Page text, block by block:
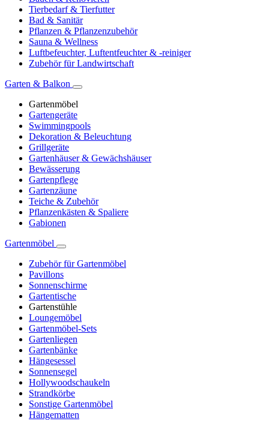
Tierbedarf & Tierfutter
Bad & Sanitär
Pflanzen & Pflanzenzubehör
Sauna & Wellness
Luftbefeuchter, Luftentfeuchter & -reiniger
Zubehör für Landwirtschaft
Garten & Balkon
Gartenmöbel
Gartengeräte
Swimmingpools
Dekoration & Beleuchtung
Grillgeräte
Gartenhäuser & Gewächshäuser
Bewässerung
Gartenpflege
Gartenzäune
Teiche & Zubehör
Pflanzenkästen & Spaliere
Gabionen
Gartenmöbel
Zubehör für Gartenmöbel
Pavillons
Sonnenschirme
Gartentische
Gartenstühle
Loungemöbel
Gartenmöbel-Sets
Gartenliegen
Gartenbänke
Hängesessel
Sonnensegel
Hollywoodschaukeln
Strandkörbe
Sonstige Gartenmöbel
Hängematten